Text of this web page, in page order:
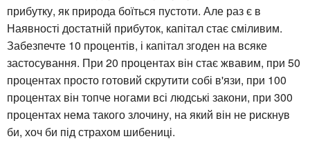
прибутку, як природа боїться пустоти. Але раз є в
Наявності достатній прибуток, капітал стає сміливим.
Забезпечте 10 процентів, і капітал згоден на всяке
застосування. При 20 процентах він стає жвавим, при 50
процентах просто готовий скрутити собі в'язи, при 100
процентах він топче ногами всі людські закони, при 300
процентах нема такого злочину, на який він не рискнув
би, хоч би під страхом шибениці.